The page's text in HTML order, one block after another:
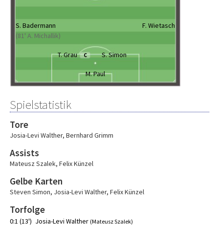
S. Badermann
(81' A. Michallik)
F. Wietasch
T. Grau C S. Simon
M. Paul
Spielstatistik
Tore
Josia-Levi Walther, Bernhard Grimm
Assists
Mateusz Szalek, Felix Künzel
Gelbe Karten
Steven Simon, Josia-Levi Walther, Felix Künzel
Torfolge
0:1 (13') Josia-Levi Walther (Mateusz Szalek)